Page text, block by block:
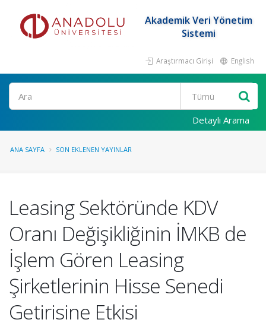
Akademik Veri Yönetim
Sistemi
Araştırmacı Girişi English
Ara
Detaylı Arama
ANA SAYFA SON EKLENEN YAYINLAR
Leasing Sektöründe KDV
Oranı Değişikliğinin İMKB de
İşlem Gören Leasing
Şirketlerinin Hisse Senedi
Getirisine Etkisi